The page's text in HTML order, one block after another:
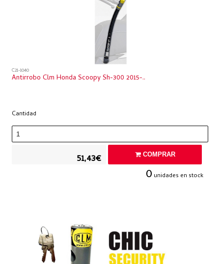
C21-1040
Antirrobo Clm Honda Scoopy Sh-300 2015-..
Cantidad
51,43€ COMPRAR
0 unidades en stock